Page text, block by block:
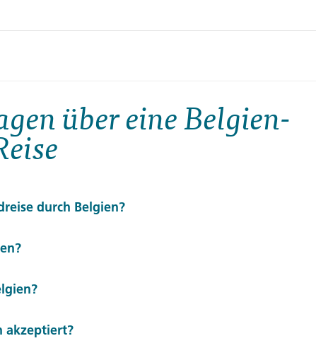
über eine Belgien-
durch Belgien?
Frühherbst ist reizvoll – weniger Reisende, angenehmes
ist Englisch weit verbreitet.
Reiseleitungen und geprüfte Partner vor Ort.
akzeptiert?